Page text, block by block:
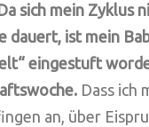
sich mein Zyklus
dauert, ist mein
eingestuft
Dass ich
an, über